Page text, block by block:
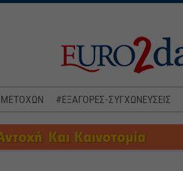
ΜΕΤΟΧΩΝ #ΕΞΑΓΟΡΕΣ-ΣΥΓΧΩΝΕΥΣΕΙΣ